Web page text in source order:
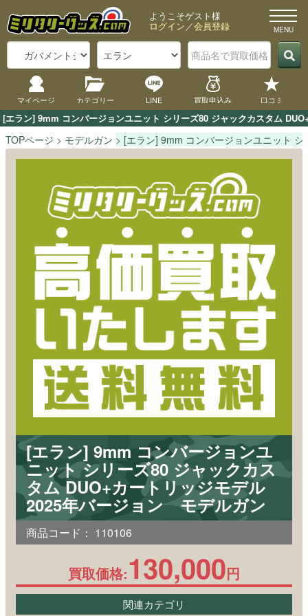
[エラン] 9mm コンバージョンユニット シリーズ80 ジャックカスタム
ようこそゲスト様
ログイン／会員登録
マイページ カテゴリー LINE 買取申込み 口コミ
TOPページ モデルガン [エラン] 9mm コンバージョンユニット
[エラン] 9mm コンバージョンユ
ニット シリーズ80 ジャックカス
タム DUO+カートリッジモデル
2025年バージョン モデルガン
商品コード： 110106
買取価格:130,000円
関連カテゴリ